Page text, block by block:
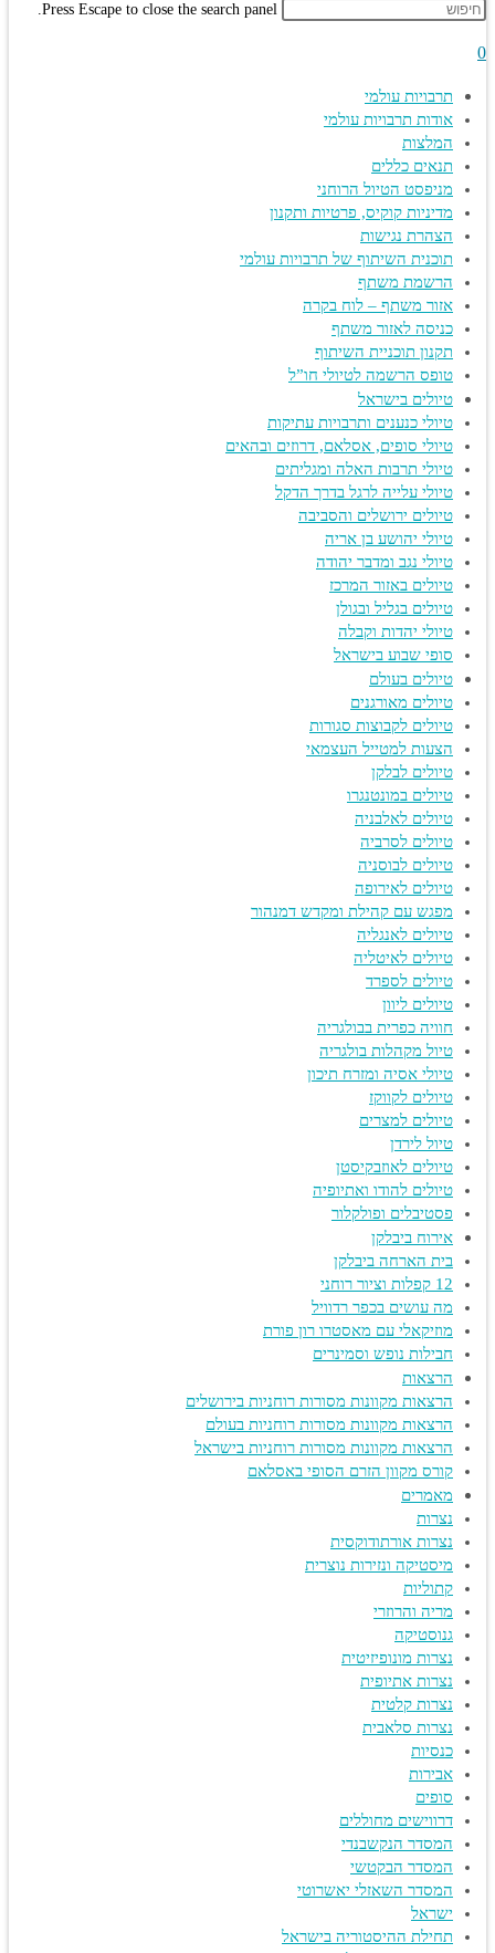
Press Escape to close the search panel.
0
תרבויות עולמי
אודות תרבויות עולמי
המלצות
תנאים כללים
מניפסט הטיול הרוחני
מדיניות קוקיס, פרטיות ותקנון
הצהרת נגישות
תוכנית השיתוף של תרבויות עולמי
הרשמת משתף
אזור משתף – לוח בקרה
כניסה לאזור משתף
תקנון תוכניית השיתוף
טופס הרשמה לטיולי חו”ל
טיולים בישראל
טיולי כנענים ותרבויות עתיקות
טיולי סופים, אסלאם, דרוזים ובהאים
טיולי תרבות האלה ומגליתים
טיולי עלייה לרגל בדרך הדקל
טיולים ירושלים והסביבה
טיולי יהושע בן אריה
טיולי נגב ומדבר יהודה
טיולים באזור המרכז
טיולים בגליל ובגולן
טיולי יהדות וקבלה
סופי שבוע בישראל
טיולים בעולם
טיולים מאורגנים
טיולים לקבוצות סגורות
הצעות למטייל העצמאי
טיולים לבלקן
טיולים במונטנגרו
טיולים לאלבניה
טיולים לסרביה
טיולים לבוסניה
טיולים לאירופה
מפגש עם קהילת ומקדש דמנהור
טיולים לאנגליה
טיולים לאיטליה
טיולים לספרד
טיולים ליוון
חוויה כפרית בבולגריה
טיול מקהלות בולגריה
טיולי אסיה ומזרח תיכון
טיולים לקווקז
טיולים למצרים
טיול לירדן
טיולים לאוזבקיסטן
טיולים להודו ואתיופיה
פסטיבלים ופולקלור
אירוח ביבלקן
בית הארחה ביבלקן
12 קפלות וציור רוחני
מה עושים בכפר רדוויל
מוזיקאלי עם מאסטרו רון פורת
חבילות נופש וסמינרים
הרצאות
הרצאות מקוונות מסורות רוחניות בירושלים
הרצאות מקוונות מסורות רוחניות בעולם
הרצאות מקוונות מסורות רוחניות בישראל
קורס מקוון הזרם הסופי באסלאם
מאמרים
נצרות
נצרות אורתודוקסית
מיסטיקה ונזירות נוצרית
קתוליות
מריה והרוזרי
גנוסטיקה
נצרות מונופיזיטית
נצרות אתיופית
נצרות קלטית
נצרות סלאבית
כנסיות
אבירות
סופים
דרווישים מחוללים
המסדר הנקשבנדי
המסדר הבקטשי
המסדר השאזלי יאשרוטי
ישראל
תחילת ההיסטוריה בישראל